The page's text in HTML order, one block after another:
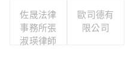
佐晟法律
事務所張
淑瑛律師
歐司德有
限公司